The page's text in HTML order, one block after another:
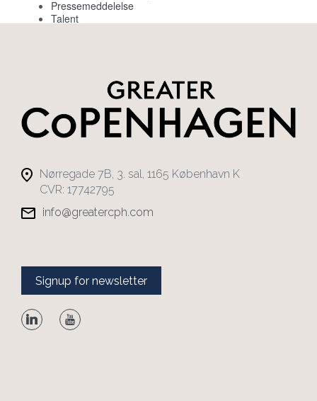
Pressemeddelelse
Talent
Nørregade 7B, 3. sal, 1165 København K
CVR: 17742795
info@greatercph.com
Signup for newsletter